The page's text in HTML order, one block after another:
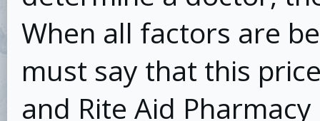
When all factors are
must say that this
and Rite Aid